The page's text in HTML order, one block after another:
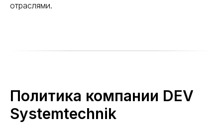
отраслями.
Политика компании DEV
Systemtechnik